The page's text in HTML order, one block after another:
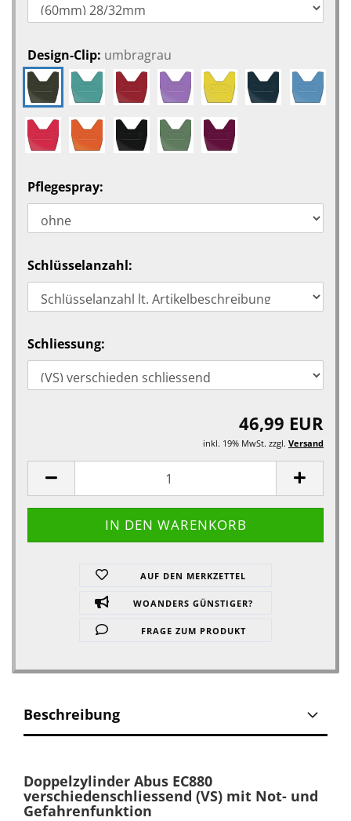
Design-Clip: umbragrau
Pflegespray:
Schlüsselanzahl:
Schliessung:
46,99 EUR
inkl. 19% MwSt. zzgl. Versand
AUF DEN MERKZETTEL
WOANDERS GÜNSTIGER?
FRAGE ZUM PRODUKT
Beschreibung
Doppelzylinder Abus EC880
verschiedenschliessend (VS) mit Not- und
Gefahrenfunktion